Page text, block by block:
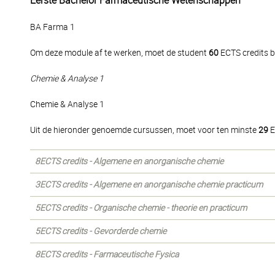
BA Farma 1
Om deze module af te werken, moet de student 60 ECTS credits
Chemie & Analyse 1
Chemie & Analyse 1
Uit de hieronder genoemde cursussen, moet voor ten minste29
8ECTS credits - Algemene en anorganische chemie
3ECTS credits - Algemene en anorganische chemie practicum
5ECTS credits - Organische chemie - theorie en practicum
5ECTS credits - Gevorderde chemie
8ECTS credits - Farmaceutische Fysica